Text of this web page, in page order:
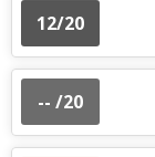
12/20
-- /20